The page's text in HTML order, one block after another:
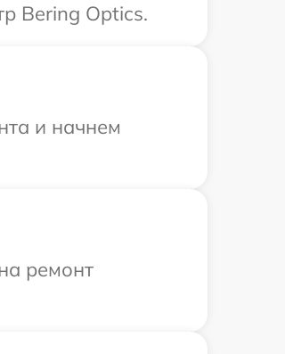
Bering Optics.
и начнем
ремонт